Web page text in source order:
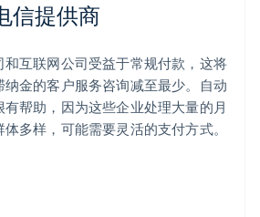
信提供商
和互联网公司受益于常规付款，这将
金的客户服务咨询减至最少。自动
帮助，因为这些企业处理大量的月
多样，可能需要灵活的支付方式。